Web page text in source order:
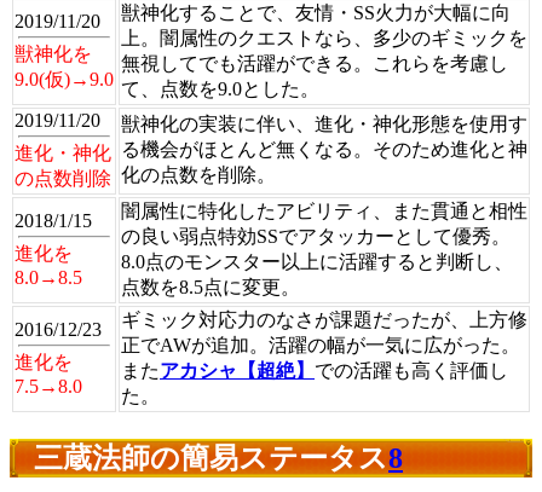
2019/11/20
獣神化を
9.0(仮)→9.0
獣神化することで、友情・SS火力が大幅に向
上。闇属性のクエストなら、多少のギミックを
無視してでも活躍ができる。これらを考慮し
て、点数を9.0とした。
2019/11/20
進化・神化
の点数削除
獣神化の実装に伴い、進化・神化形態を使用す
る機会がほとんど無くなる。そのため進化と神
化の点数を削除。
2018/1/15
進化を
8.0→8.5
闇属性に特化したアビリティ、また貫通と相性
の良い弱点特効SSでアタッカーとして優秀。
8.0点のモンスター以上に活躍すると判断し、
点数を8.5点に変更。
2016/12/23
進化を
7.5→8.0
ギミック対応力のなさが課題だったが、上方修
正でAWが追加。活躍の幅が一気に広がった。
またアカシャ【超絶】 での活躍も高く評価し
た。
三蔵法師の簡易ステータス8